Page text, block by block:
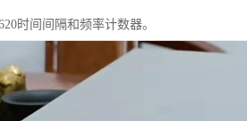
时间间隔和频率计数器。